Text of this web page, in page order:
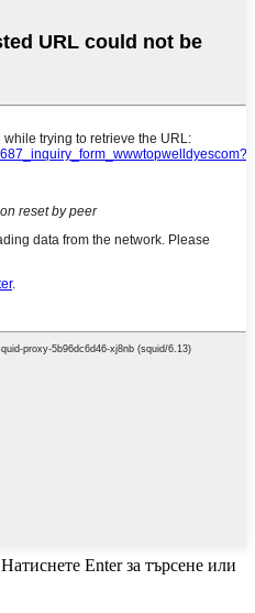
Натиснете Enter за търсене или